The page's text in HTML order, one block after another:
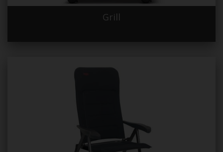
Grill